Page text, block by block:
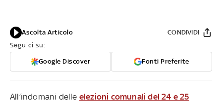
Ascolta Articolo
Seguici su:
Google Discover Fonti Preferite
CONDIVIDI
All’indomani delle elezioni comunali del 24 e 25